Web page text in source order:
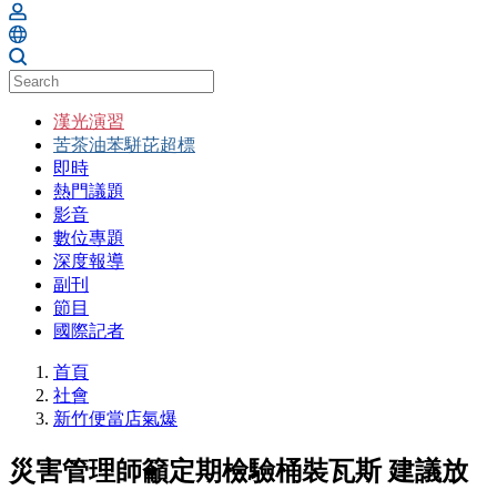
漢光演習
苦茶油苯駢芘超標
即時
熱門議題
影音
數位專題
深度報導
副刊
節目
國際記者
首頁
社會
新竹便當店氣爆
災害管理師籲定期檢驗桶裝瓦斯 建議放